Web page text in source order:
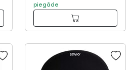
piegāde